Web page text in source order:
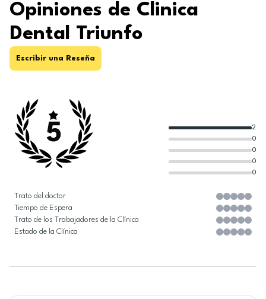
Opiniones de Clinica
Dental Triunfo
Escribir una Reseña
5
0
0
0
0
2
Trato del doctor
Tiempo de Espera
Trato de los Trabajadores de la Clínica
Estado de la Clínica